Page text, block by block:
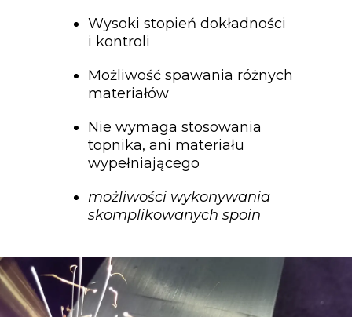
Wysoki stopień dokładności
i kontroli
Możliwość spawania różnych
materiałów
Nie wymaga stosowania
topnika, ani materiału
wypełniającego
możliwości wykonywania
skomplikowanych spoin